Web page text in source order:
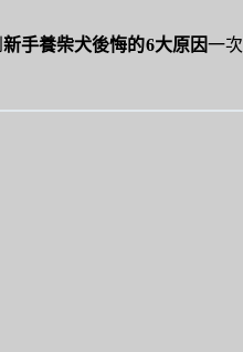
新手養柴犬後悔的6大原因一次